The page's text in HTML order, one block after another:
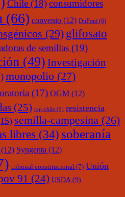
Chile (18)consumidores
(66) convenio (12) DuPont (6)
(29) glifosato
de semillas (19)
(49) Investigación
monopolio (27)
(17) OGM (12)
(25) rap-chile (5) resistencia
semilla-campesina (26)
libres (34) soberanía
(12) Syngenta (12)
tribunal constitucional (7) Unión
91 (24) USDA (9)